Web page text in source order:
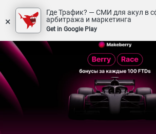
×
Где Трафик? — СМИ для акул в
арбитража и маркетинга
Get in Google Play